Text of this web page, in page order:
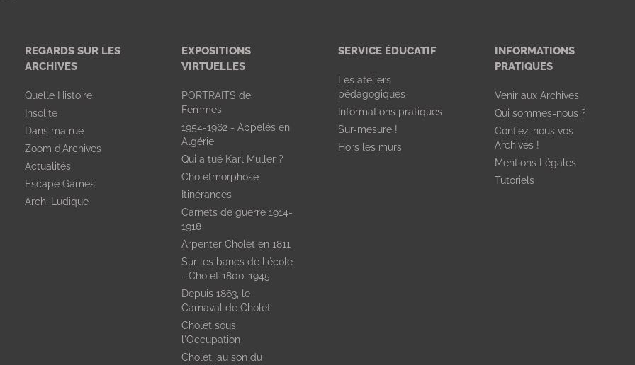
REGARDS SUR LES
ARCHIVES
Quelle Histoire
Insolite
Dans ma rue
Zoom d'Archives
Actualités
Escape Games
Archi Ludique
EXPOSITIONS
VIRTUELLES
PORTRAITS de
Femmes
1954-1962 - Appelés en
Algérie
Qui a tué Karl Müller ?
Choletmorphose
Itinérances
Carnets de guerre 1914-
1918
Arpenter Cholet en 1811
Sur les bancs de l'école
- Cholet 1800-1945
Depuis 1863, le
Carnaval de Cholet
Cholet sous
l'Occupation
Cholet, au son du
SERVICE ÉDUCATIF
Les ateliers
pédagogiques
Informations pratiques
Sur-mesure !
Hors les murs
INFORMATIONS
PRATIQUES
Venir aux Archives
Qui sommes-nous ?
Confiez-nous vos
Archives !
Mentions Légales
Tutoriels